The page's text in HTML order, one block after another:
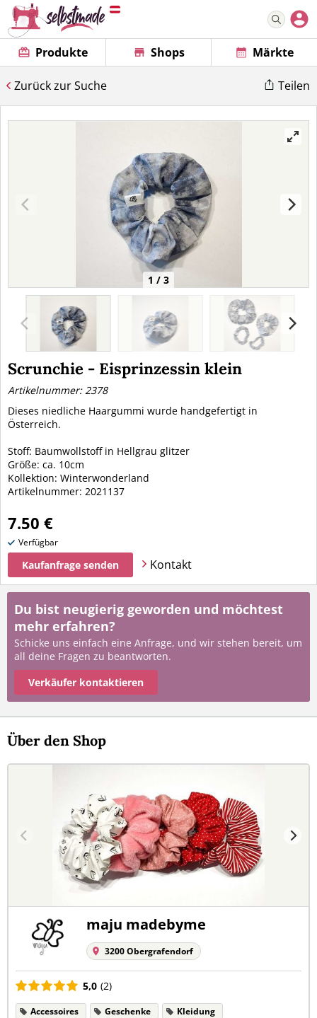
Produkte Shops Märkte
Zurück zur Suche Teilen
1 / 3
Scrunchie - Eisprinzessin klein
Artikelnummer: 2378
Dieses niedliche Haargummi wurde handgefertigt in
Österreich.
Stoff: Baumwollstoff in Hellgrau glitzer
Größe: ca. 10cm
Kollektion: Winterwonderland
Artikelnummer: 2021137
7.50 €
Verfügbar
Kaufanfrage senden Kontakt
Du bist neugierig geworden und möchtest
mehr erfahren?
Schicke uns einfach eine Anfrage, und wir stehen bereit, um
all deine Fragen zu beantworten.
Verkäufer kontaktieren
Über den Shop
maju madebyme
3200 Obergrafendorf
5,0 (2)
Accessoires Geschenke Kleidung